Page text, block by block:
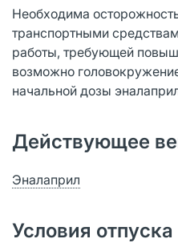
Необходима
транспортными
работы, требующей
возможно
начальной дозы
Действующее
Эналаприл
Условия отпуска